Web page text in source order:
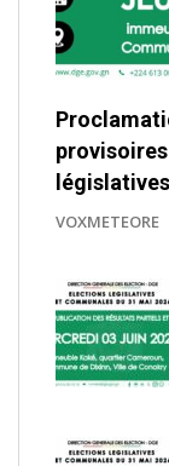
VOXMETEORE